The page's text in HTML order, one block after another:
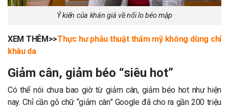
Ý kiến của khán giả về nổi lo béo mập
XEM THÊM>>Thực hư phẫu thuật thẩm mỹ không dùng chỉ
khâu da
Giảm cân, giảm béo “siêu hot”
Có thể nói chưa bao giờ từ giảm cân, giảm béo hot như hiện
nay. Chỉ cần gõ chữ “giảm cân” Google đã cho ra gần 200 triệu